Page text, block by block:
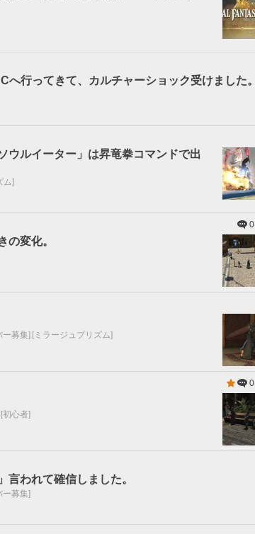
行ってきて、カルチャーショック受けました。
ウルイーター」は昇竜拳コマンドで出
ム]
0
の変化。
ー募集] [ミラージュプリズム]
0
[初心者]
言われて確信しました。
ー募集]